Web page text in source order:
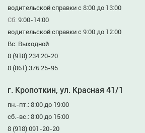
водительской справки с 8:00 до 13:00
Сб: 9:00-14:00
водительской справки с 9:00 до 12:00
Вс: Выходной
8 (918) 234 20-20
8 (861) 376 25-95
г. Кропоткин, ул. Красная 41/1
пн.-пт.: 8:00 до 19:00
сб.-вс.: 8:00 до 15:00
8 (918) 091-20-20